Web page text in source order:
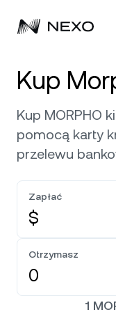
Kup aktywa
Flexible Savings
Dual Investment
Exchange
Credit Line
Zero-interest Credit
Konta korporacyjne
Usługi brokerskie
Marka własna
Bramka płatności
Rynki
Rynek wzrósł o
Bitcoin BTC
Firma
Informacje
Bezpieczeństwo
Partnerstwa
Kup
Kup MORPHO
pomocą karty
przelewu
Zapłać
$
Otrzymasz
1